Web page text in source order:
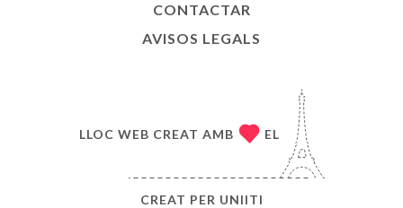
CONTACTAR
AVISOS LEGALS
LLOC WEB CREAT AMB EL
CREAT PER UNIITI